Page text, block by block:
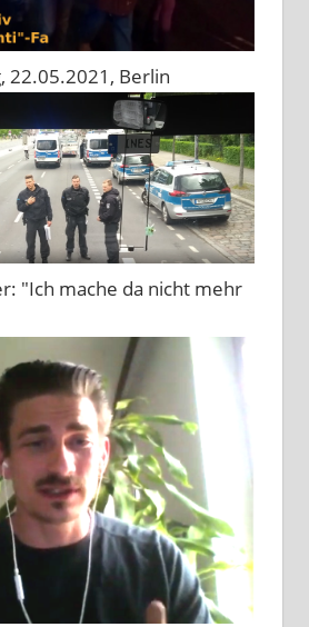
22.05.2021, Berlin
"Ich mache da nicht mehr